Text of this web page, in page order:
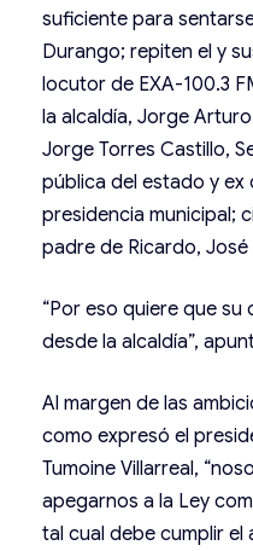
suficiente para
Durango; repiten el y
locutor de EXA-100.3
la alcaldía, Jorge
Jorge Torres Castillo,
pública del estado y
presidencia municipal;
padre de Ricardo,
“Por eso quiere que
desde la alcaldía”,
Al margen de las
como expresó el
Tumoine Villarreal,
apegarnos a la Ley
tal cual debe cumplir el